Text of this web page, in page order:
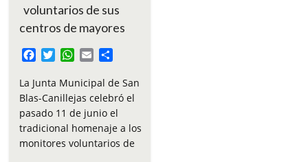
voluntarios de sus
centros de mayores
F
c
e
b
o
o
k
T
i
t
t
e
r
W
a
t
s
A
p
p
E
a
i
l
m
p
a
r
t
i
La Junta Municipal de San
Blas-Canillejas celebró el
pasado 11 de junio el
tradicional homenaje a los
monitores voluntarios de